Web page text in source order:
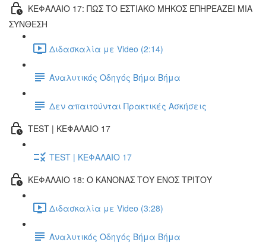
ΚΕΦΑΛΑΙΟ 17: ΠΩΣ ΤΟ ΕΣΤΙΑΚΟ ΜΗΚΟΣ ΕΠΗΡΕΑΖΕΙ ΜΙΑ
ΣΥΝΘΕΣΗ
Διδασκαλία με Video (2:14)
Αναλυτικός Οδηγός Βήμα Βήμα
Δεν απαιτούνται Πρακτικές Ασκήσεις
TEST | ΚΕΦΑΛΑΙΟ 17
TEST | ΚΕΦΑΛΑΙΟ 17
ΚΕΦΑΛΑΙΟ 18: Ο ΚΑΝΟΝΑΣ ΤΟΥ ΕΝΟΣ ΤΡΙΤΟΥ
Διδασκαλία με Video (3:28)
Αναλυτικός Οδηγός Βήμα Βήμα